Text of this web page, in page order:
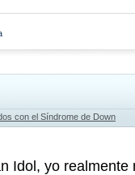
con el Síndrome de Down
Idol, yo